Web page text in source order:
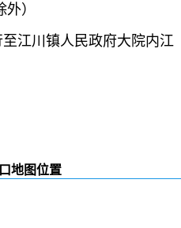
）
江川镇人民政府大院内江
地图位置